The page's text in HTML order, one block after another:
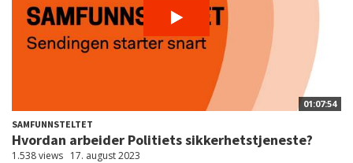
01:07:54
SAMFUNNSTELTET
Hvordan arbeider Politiets sikkerhetstjeneste?
1.538 views 17. august 2023